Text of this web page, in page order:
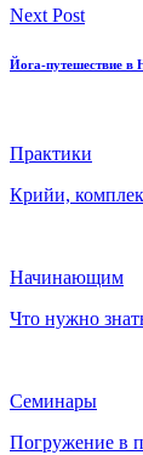
Next Post
Йога-путешествие в
Практики
Крийи,
Начинающим
Что нужно
Семинары
Погружение в